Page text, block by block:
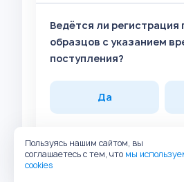
Ведётся ли регистрация
образцов с указанием
поступления?
Да
Фото
Пользуясь нашим сайтом, вы
соглашаетесь с тем, что мы
cookies